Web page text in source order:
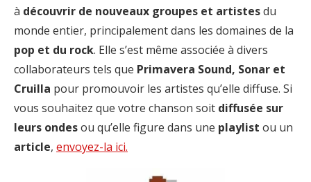
à découvrir de nouveaux groupes et artistesdu
monde entier, principalement dans les domaines de la
pop et du rock. Elle s’est même associée à divers
collaborateurs tels que Primavera Sound, Sonar et
Cruilla pour promouvoir les artistes qu’elle diffuse. Si
vous souhaitez que votre chanson soit diffusée sur
leurs ondesou qu’elle figure dans une playlist ou un
article, envoyez-la ici.